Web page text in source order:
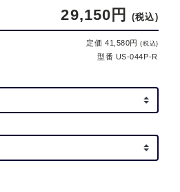
29,150円 (税込)
定価 41,580円(税込)
型番 US-044P-R